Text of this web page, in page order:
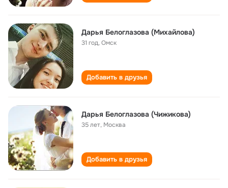
Дарья Белоглазова (Михайлова)
31 год,Омск
Добавить в друзья
Дарья Белоглазова (Чижикова)
35 лет, Москва
Добавить в друзья